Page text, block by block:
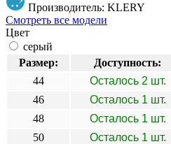
Производитель: KLERY
Смотреть все модели
Цвет
серый
Размер:
Доступность:
44
Осталось 2 шт.
46
Осталось 1 шт.
48
Осталось 1 шт.
50
Осталось 1 шт.